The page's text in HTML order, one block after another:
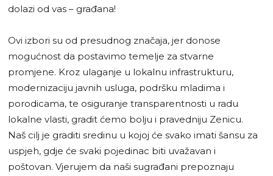
dolazi od vas – građana!
Ovi izbori su od presudnog značaja, jer donose
mogućnost da postavimo temelje za stvarne
promjene. Kroz ulaganje u lokalnu infrastrukturu,
modernizaciju javnih usluga, podršku mladima i
porodicama, te osiguranje transparentnosti u radu
lokalne vlasti, gradit ćemo bolju i pravedniju Zenicu.
Naš cilj je graditi sredinu u kojoj će svako imati šansu za
uspjeh, gdje će svaki pojedinac biti uvažavan i
poštovan. Vjerujem da naši sugrađani prepoznaju